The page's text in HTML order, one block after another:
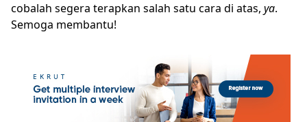
cobalah segera terapkan salah satu cara di atas, ya.
Semoga membantu!